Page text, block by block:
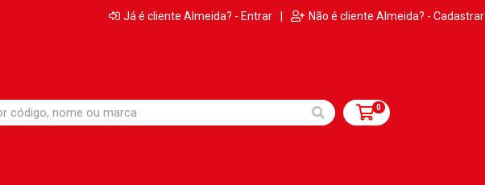
Já é cliente Almeida? - Entrar | Não é cliente Almeida? - Cadastrar
0